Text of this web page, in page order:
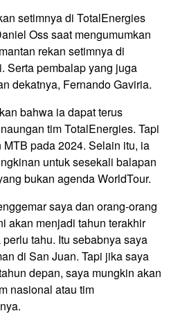
setimnya di TotalEnergies
Oss saat mengumumkan
rekan setimnya di
Serta pembalap yang juga
dekatnya, Fernando Gaviria.
bahwa ia dapat terus
tim TotalEnergies. Tapi
pada 2024. Selain itu, ia
untuk sesekali balapan
bukan agenda WorldTour.
saya dan orang-orang
akan menjadi tahun terakhir
tahu. Itu sebabnya saya
di San Juan. Tapi jika saya
depan, saya mungkin akan
nasional atau tim